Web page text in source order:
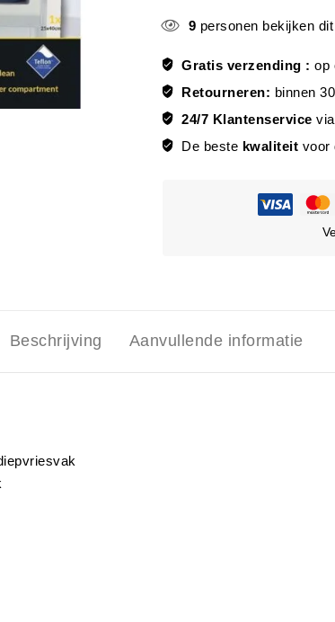
9 personen bekijken
Gratis verzending :op
Retourneren: binnen
24/7 Klantenservice
De beste kwaliteit voor
Beschrijving Aanvullende informatie